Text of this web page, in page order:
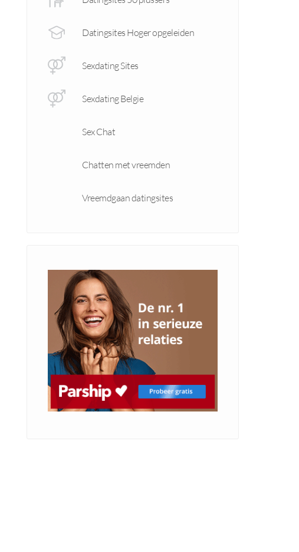
Datingsites Hoger opgeleiden
Sexdating Sites
Sexdating Belgie
Sex Chat
Chatten met vreemden
Vreemdgaan datingsites